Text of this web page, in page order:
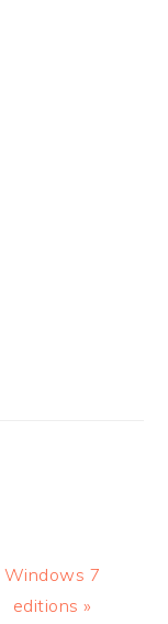
Next
Post:
Windows 7
editions »